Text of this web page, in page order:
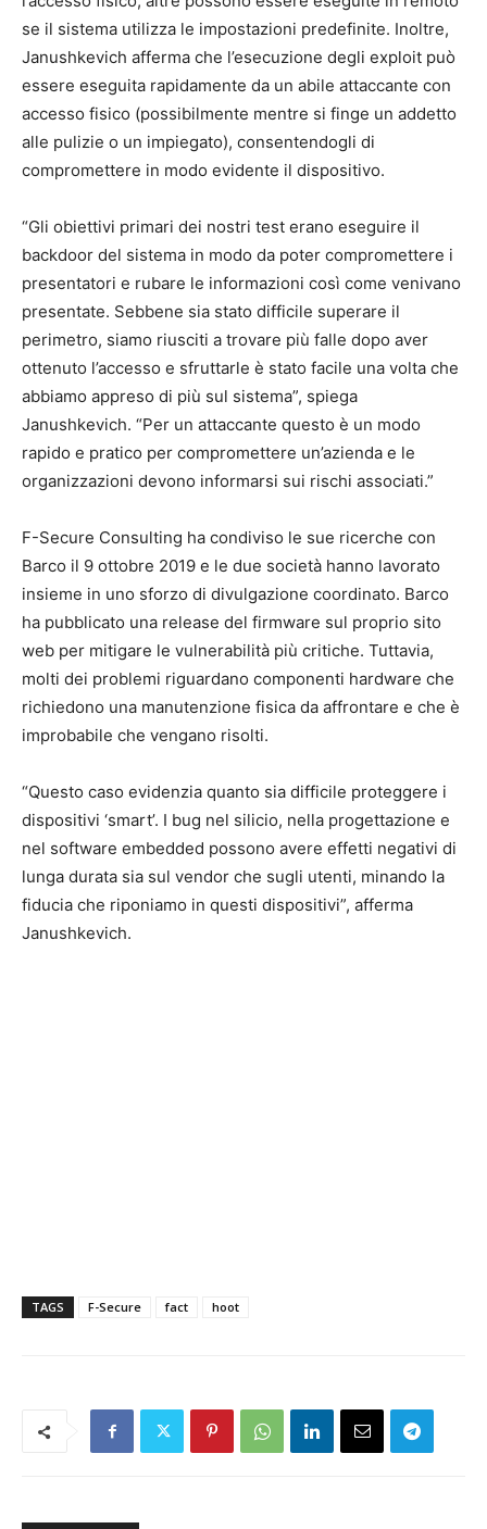
se il sistema utilizza le impostazioni predefinite. Inoltre,
Janushkevich afferma che l’esecuzione degli exploit può
essere eseguita rapidamente da un abile attaccante con
accesso fisico (possibilmente mentre si finge un addetto
alle pulizie o un impiegato), consentendogli di
compromettere in modo evidente il dispositivo.
“Gli obiettivi primari dei nostri test erano eseguire il
backdoor del sistema in modo da poter compromettere i
presentatori e rubare le informazioni così come venivano
presentate. Sebbene sia stato difficile superare il
perimetro, siamo riusciti a trovare più falle dopo aver
ottenuto l’accesso e sfruttarle è stato facile una volta che
abbiamo appreso di più sul sistema”, spiega
Janushkevich. “Per un attaccante questo è un modo
rapido e pratico per compromettere un’azienda e le
organizzazioni devono informarsi sui rischi associati.”
F-Secure Consulting ha condiviso le sue ricerche con
Barco il 9 ottobre 2019 e le due società hanno lavorato
insieme in uno sforzo di divulgazione coordinato. Barco
ha pubblicato una release del firmware sul proprio sito
web per mitigare le vulnerabilità più critiche. Tuttavia,
molti dei problemi riguardano componenti hardware che
richiedono una manutenzione fisica da affrontare e che è
improbabile che vengano risolti.
“Questo caso evidenzia quanto sia difficile proteggere i
dispositivi ‘smart’. I bug nel silicio, nella progettazione e
nel software embedded possono avere effetti negativi di
lunga durata sia sul vendor che sugli utenti, minando la
fiducia che riponiamo in questi dispositivi”, afferma
Janushkevich.
TAGS F-Secure fact hoot